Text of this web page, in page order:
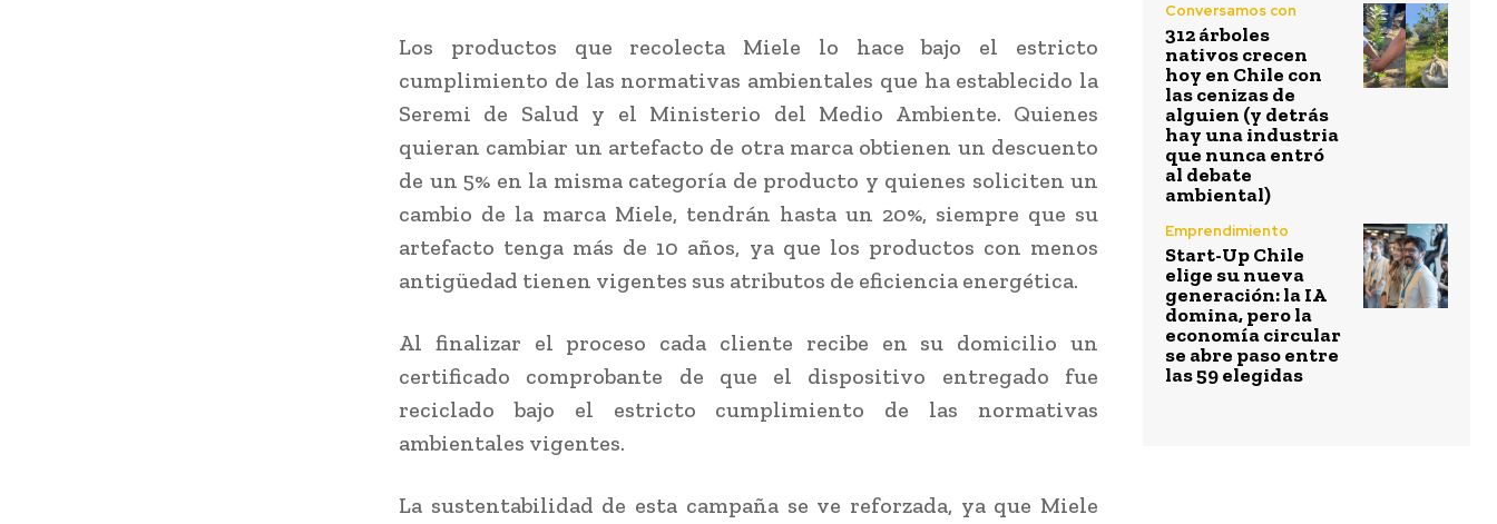
Los productos que recolecta Miele lo hace bajo el estricto
cumplimiento de las normativas ambientales que ha establecido la
Seremi de Salud y el Ministerio del Medio Ambiente. Quienes
quieran cambiar un artefacto de otra marca obtienen un descuento
de un 5% en la misma categoría de producto y quienes soliciten un
cambio de la marca Miele, tendrán hasta un 20%, siempre que su
artefacto tenga más de 10 años, ya que los productos con menos
antigüedad tienen vigentes sus atributos de eficiencia energética.
Al finalizar el proceso cada cliente recibe en su domicilio un
certificado comprobante de que el dispositivo entregado fue
reciclado bajo el estricto cumplimiento de las normativas
ambientales vigentes.
La sustentabilidad de esta campaña se ve reforzada, ya que Miele
Conversamos con
312 árboles
nativos crecen
hoy en Chile con
las cenizas de
alguien (y detrás
hay una industria
que nunca entró
al debate
ambiental)
Emprendimiento
Start-Up Chile
elige su nueva
generación: la IA
domina, pero la
economía circular
se abre paso entre
las 59 elegidas